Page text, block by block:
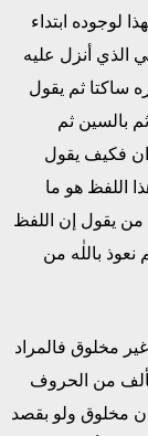
لوجوده ابتداء
الذي أنزل عليه
ساكتا ثم يقول
بالسين ثم
فكيف يقول
اللفظ هو ما
من يقول إن اللفظ
نعوذ باللٰه من
مخلوق فالمراد
من الحروف
مخلوق ولو بقصد